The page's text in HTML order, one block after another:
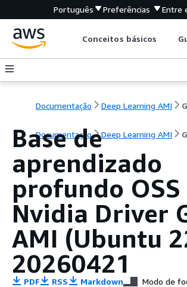
Português Preferências Entre
Conceitos básicos
Documentação Deep Learning AMI
Documentação Deep Learning AMI
Base de
aprendizado
profundo OSS
Nvidia Driver
AMI (Ubuntu
20260421
PDF RSS Markdown Modo de